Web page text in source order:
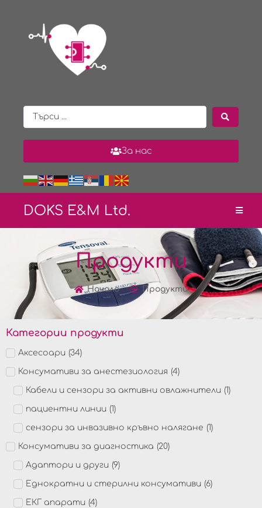
За нас
DOKS E& M Ltd.
Продукти
Начало Продукти
Категории продукти
Аксесоари (34)
Консумативи за анестезиология (4)
Кабели и сензори за активни овлажнители (1)
пациентни линии (1)
сензори за инвазивно кръвно налягане (1)
Консумативи за диагностика (20)
Адаптори и други (9)
Еднократни и стерилни консумативи (6)
ЕКГ апарати (4)